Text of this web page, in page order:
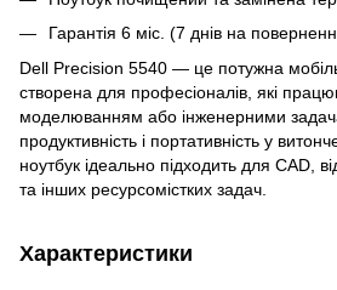
Гарантія 6 міс. (7 днів на
Dell Precision 5540 — це потужна
створена для професіоналів, які
моделюванням або інженерними
продуктивність і портативність у
ноутбук ідеально підходить для CAD,
та інших ресурсомістких задач.
Характеристики